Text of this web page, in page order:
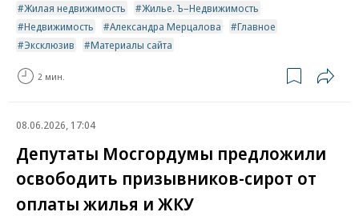
Жилая недвижимость
Жилье. Ъ–Недвижимость
Недвижимость
Александра Мерцалова
Главное
Эксклюзив
Материалы сайта
2 мин.
08.06.2026, 17:04
Депутаты Мосгордумы предложили
освободить призывников-сирот от
оплаты жилья и ЖКУ